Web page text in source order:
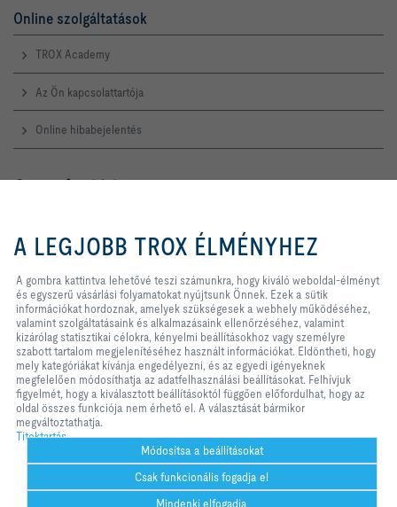
Online szolgáltatások
TROX Academy
Az Ön kapcsolattartója
Online hibabejelentés
Szerviz forródrót
Kereskedelmi Képviselete
Telefon +36 1 212 1211
Kapcsolat
A TROX A KÖZÖSSÉGI MÉDIÁBAN
Kezdőlap Kapcsolat
Titoktartás
Jogi nyilatkozat
számunkra, hogy kiváló weboldal-
élményt és egyszerű vásárlási
Ezek a sütik információkat
hordoznak, amelyek szükségesek
a webhely működéséhez, valamint
szolgáltatásaink és alkalmazásaink
ellenőrzéséhez, valamint kizárólag
statisztikai célokra, kényelmi
beállításokhoz vagy személyre
szabott tartalom megjelenítéséhez
használt információkat. Eldöntheti,
hogy mely kategóriákat kívánja
igényeknek megfelelően
módosíthatja az adatfelhasználási
beállításokat. Felhívjuk figyelmét,
hogy a kiválasztott beállításoktól
függően előfordulhat, hogy az oldal
A LEGJOBB TROX ÉLMÉNYHEZ
A gombra kattintva lehetővé teszi számunkra, hogy kiváló weboldal-élményt
és egyszerű vásárlási folyamatokat nyújtsunk Önnek. Ezek a sütik
információkat hordoznak, amelyek szükségesek a webhely működéséhez,
valamint szolgáltatásaink és alkalmazásaink ellenőrzéséhez, valamint
kizárólag statisztikai célokra, kényelmi beállításokhoz vagy személyre
szabott tartalom megjelenítéséhez használt információkat. Eldöntheti, hogy
mely kategóriákat kívánja engedélyezni, és az egyedi igényeknek
megfelelően módosíthatja az adatfelhasználási beállításokat. Felhívjuk
figyelmét, hogy a kiválasztott beállításoktól függően előfordulhat, hogy az
oldal összes funkciója nem érhető el. A választását bármikor
megváltoztathatja.
Titoktartás
Módosítsa a beállításokat
Csak funkcionális fogadja el
Mindenki elfogadja